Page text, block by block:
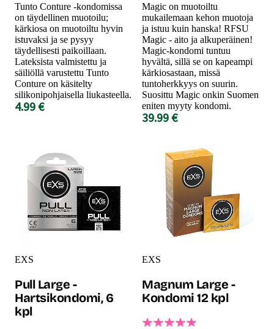
Tunto Conture -kondomissa
on täydellinen muotoilu;
kärkiosa on muotoiltu hyvin
istuvaksi ja se pysyy
täydellisesti paikoillaan.
Lateksista valmistettu ja
säiliöllä varustettu Tunto
Conture on käsitelty
silikonipohjaisella liukasteella.
4.99 €
Magic on muotoiltu
mukailemaan kehon muotoja
ja istuu kuin hanska! RFSU
Magic - aito ja alkuperäinen!
Magic-kondomi tuntuu
hyvältä, sillä se on kapeampi
kärkiosastaan, missä
tuntoherkkyys on suurin.
Suosittu Magic onkin Suomen
eniten myyty kondomi.
39.99 €
EXS
Pull Large -
Hartsikondomi, 6
kpl
EXS
Magnum Large -
Kondomi 12 kpl